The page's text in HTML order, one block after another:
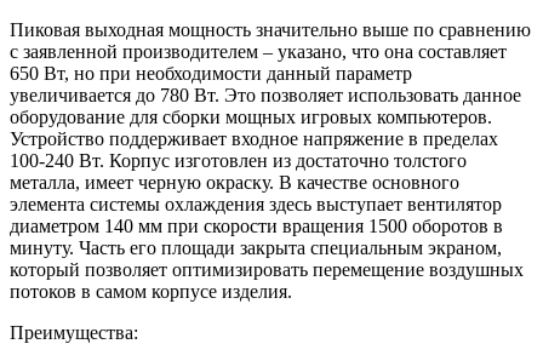
Пиковая выходная мощность значительно выше по сравнению
с заявленной производителем – указано, что она составляет
650 Вт, но при необходимости данный параметр
увеличивается до 780 Вт. Это позволяет использовать данное
оборудование для сборки мощных игровых компьютеров.
Устройство поддерживает входное напряжение в пределах
100-240 Вт. Корпус изготовлен из достаточно толстого
металла, имеет черную окраску. В качестве основного
элемента системы охлаждения здесь выступает вентилятор
диаметром 140 мм при скорости вращения 1500 оборотов в
минуту. Часть его площади закрыта специальным экраном,
который позволяет оптимизировать перемещение воздушных
потоков в самом корпусе изделия.
Преимущества: